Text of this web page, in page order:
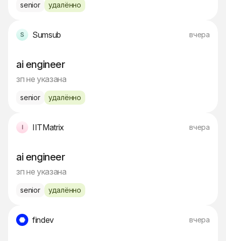
senior удалённо
Sumsub вчера
ai engineer
зп не указана
senior удалённо
IITMatrix вчера
ai engineer
зп не указана
senior удалённо
findev вчера